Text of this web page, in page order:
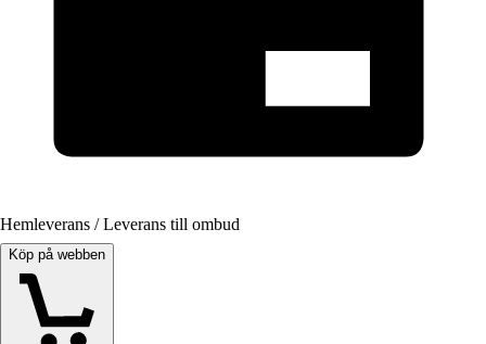
Hemleverans / Leverans till ombud
Köp på webben